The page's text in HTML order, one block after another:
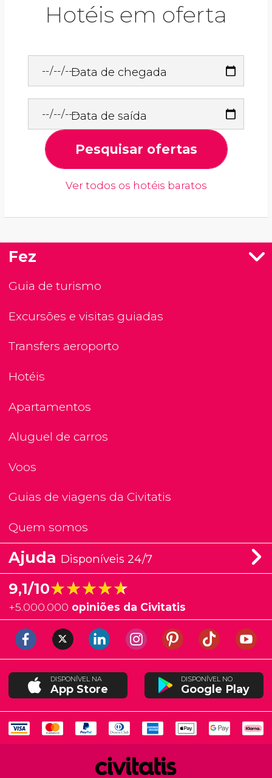
Hotéis em oferta
Data de chegada
Data de saída
Pesquisar ofertas
Ver todos os hotéis baratos
Fez
Guia de turismo
Excursões e visitas guiadas
Transfers aeroporto
Hotéis
Apartamentos
Aluguel de carros
Voos
Guias de viagens da Civitatis
Quem somos
Ajuda Disponíveis 24/7
9,1/10★★★★★
★★★★★
+5.000.000 opiniões da Civitatis
DISPONÍVEL NA
App Store
DISPONÍVEL NO
Google Play